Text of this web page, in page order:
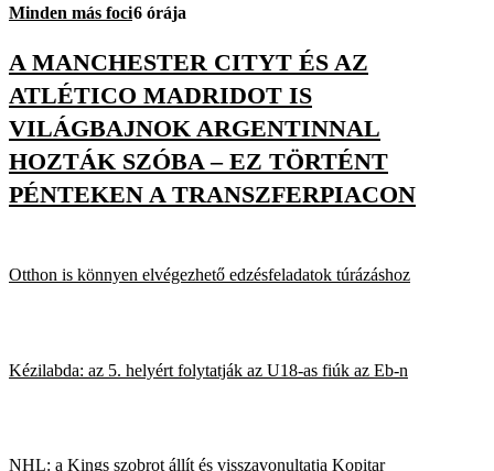
Minden más foci6 órája
A MANCHESTER CITYT ÉS AZ
ATLÉTICO MADRIDOT IS
VILÁGBAJNOK ARGENTINNAL
HOZTÁK SZÓBA – EZ TÖRTÉNT
PÉNTEKEN A TRANSZFERPIACON
Otthon is könnyen elvégezhető edzésfeladatok túrázáshoz
Kézilabda: az 5. helyért folytatják az U18-as fiúk az Eb-n
NHL: a Kings szobrot állít és visszavonultatja Kopitar